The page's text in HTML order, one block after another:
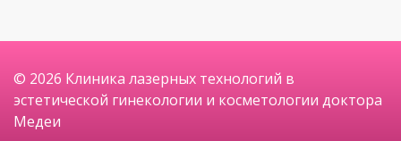
© 2026 Клиника лазерных технологий в
эстетической гинекологии и косметологии доктора
Медеи